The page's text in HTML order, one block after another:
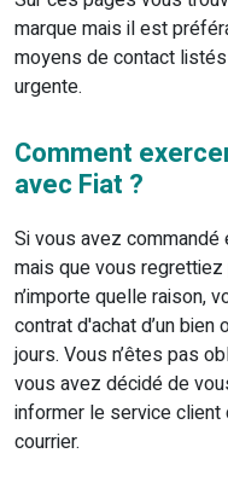
marque mais il est
moyens de contact
urgente.
Comment
avec Fiat ?
Si vous avez commandé
mais que vous
n’importe quelle raison,
contrat d'achat d’un bien
jours. Vous n’êtes pas
vous avez décidé de
informer le service client
courrier.